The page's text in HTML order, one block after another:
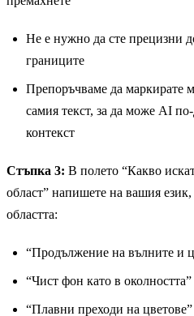
Не е нужно да сте прецизни
границите
Препоръчваме да маркирате
самия текст, за да може AI
контекст
Стъпка 3: В полето “Какво
област” напишете на вашия език,
областта:
“Продължение на вълните и
“Чист фон като в околността”
“Плавни преходи на цветове”